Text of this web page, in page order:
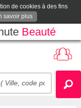
de cookies à des fins
savoir plus
Beauté